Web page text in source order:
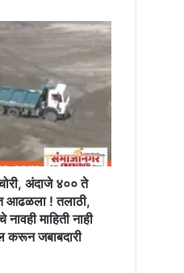
अंदाजे ४०० ते
आढळला ! तलाठी,
माहिती नाही
करून जबाबदारी